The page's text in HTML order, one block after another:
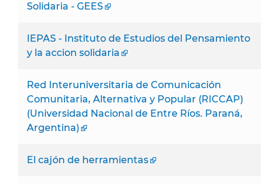
Solidaria - GEES
IEPAS - Instituto de Estudios del Pensamiento
y la accion solidaria
Red Interuniversitaria de Comunicación
Comunitaria, Alternativa y Popular (RICCAP)
(Universidad Nacional de Entre Ríos. Paraná,
Argentina)
El cajón de herramientas